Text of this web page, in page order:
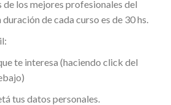
los mejores profesionales del
de cada curso es de 30 hs.
te interesa (haciendo click del
tus datos personales.